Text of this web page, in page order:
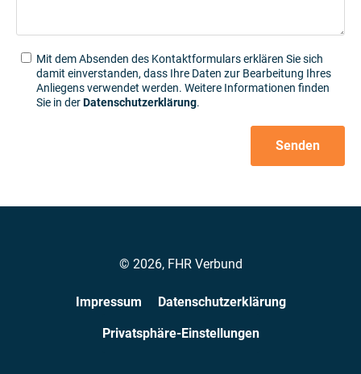
Mit dem Absenden des Kontaktformulars erklären Sie sich
damit einverstanden, dass Ihre Daten zur Bearbeitung Ihres
Anliegens verwendet werden. Weitere Informationen finden
Sie in derDatenschutzerklärung.
Senden
© 2026, FHR Verbund
Impressum Datenschutzerklärung
Privatsphäre-Einstellungen